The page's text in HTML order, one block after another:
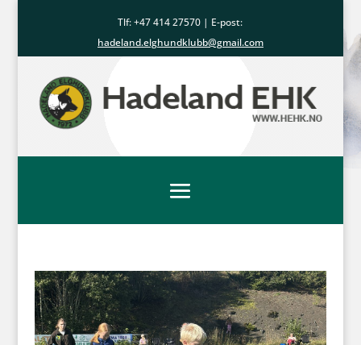
Tlf: +47414 27570 | E-post:
hadeland.elghundklubb@gmail.com